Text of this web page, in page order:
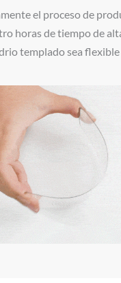
el proceso de
horas de tiempo de
templado sea flexible